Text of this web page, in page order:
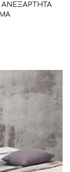
ΑΝΕΞΑΡΤΗΤΑ